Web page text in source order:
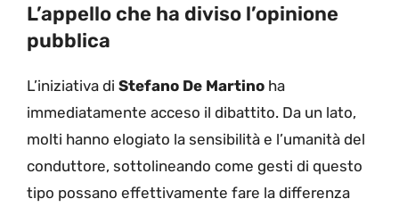
L’appello che ha diviso l’opinione
pubblica
L’iniziativa di Stefano De Martino ha
immediatamente acceso il dibattito. Da un lato,
molti hanno elogiato la sensibilità e l’umanità del
conduttore, sottolineando come gesti di questo
tipo possano effettivamente fare la differenza